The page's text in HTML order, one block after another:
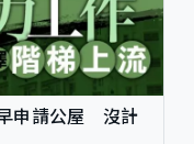
申請公屋 沒計